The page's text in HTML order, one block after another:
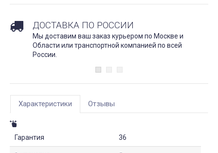
ДОСТАВКА ПО РОССИИ
Мы доставим ваш заказ курьером по Москве и
Области или транспортной компанией по всей
России.
Характеристики Отзывы
Гарантия 36